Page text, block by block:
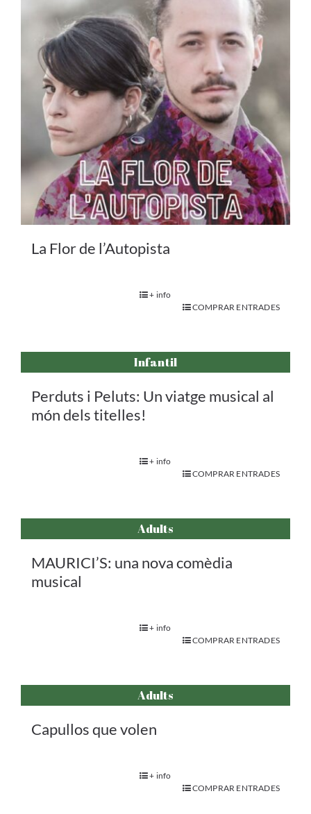
La Flor de l’Autopista
+ info
COMPRAR ENTRADES
Infantil
Perduts i Peluts: Un viatge musical al
món dels titelles!
+ info
COMPRAR ENTRADES
Adults
MAURICI’S: una nova comèdia
musical
+ info
COMPRAR ENTRADES
Adults
Capullos que volen
+ info
COMPRAR ENTRADES